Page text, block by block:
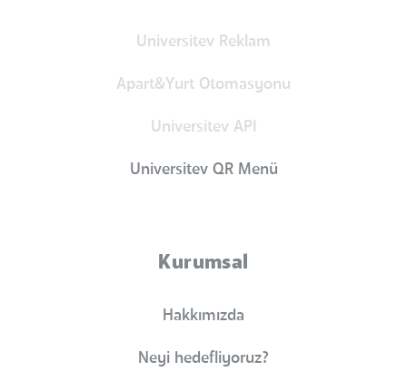
Universitev Reklam
Apart&Yurt Otomasyonu
Universitev API
Universitev QR Menü
Kurumsal
Hakkımızda
Neyi hedefliyoruz?